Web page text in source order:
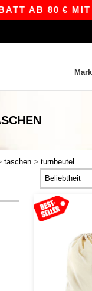
80 € MIT
taschen > turnbeutel